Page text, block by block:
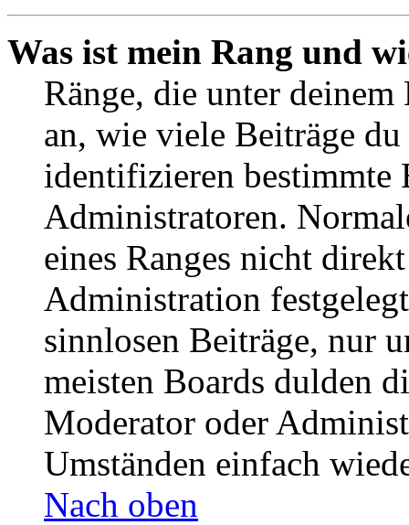
Was ist mein Rang und
Ränge, die unter deinem
an, wie viele Beiträge
identifizieren bestimmte
Administratoren.
eines Ranges nicht
Administration
sinnlosen Beiträge, nur
meisten Boards dulden
Moderator oder
Umständen einfach
Nach oben